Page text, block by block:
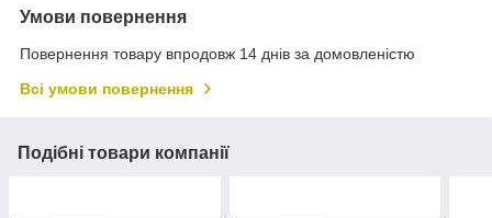
Умови повернення
Повернення товару впродовж 14 днів за домовленістю
Всі умови повернення
Подібні товари компанії